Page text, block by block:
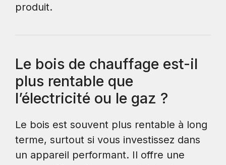
produit.
Le bois de chauffage est-il
plus rentable que
l’électricité ou le gaz ?
Le bois est souvent plus rentable à long
terme, surtout si vous investissez dans
un appareil performant. Il offre une